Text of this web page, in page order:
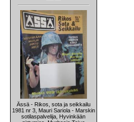
Ässä - Rikos, sota ja seikkailu
1981 nr 3, Mauri Sariola - Marskin
sotilaspalvelija, Hyvinkään